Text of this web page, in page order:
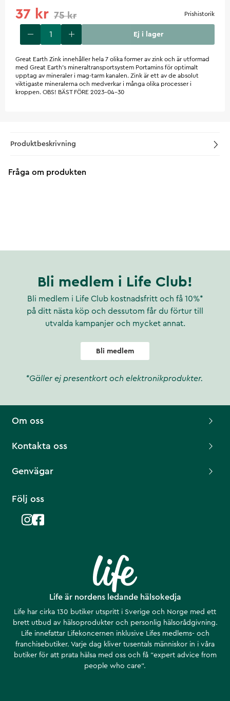
37 kr 75 kr Prishistorik
Ej i lager
Great Earth Zink innehåller hela 7 olika former av zink och är utformad
med Great Earth’s mineraltransportsystem Portamins för optimalt
upptag av mineraler i mag-tarm kanalen. Zink är ett av de absolut
viktigaste mineralerna och medverkar i många olika processer i
kroppen. OBS! BÄST FÖRE 2023-04-30
Produktbeskrivning
Fråga om produkten
Bli medlem i Life Club!
Bli medlem i Life Club kostnadsfritt och få 10%*
på ditt nästa köp och dessutom får du förtur till
utvalda kampanjer och mycket annat.
Bli medlem
*Gäller ej presentkort och elektronikprodukter.
Life är nordens ledande hälsokedja
Life har cirka 130 butiker utspritt i Sverige och Norge med ett
brett utbud av hälsoprodukter och personlig hälsorådgivning.
Life innefattar Lifekoncernen inklusive Lifes medlems- och
franchisebutiker. Varje dag kliver tusentals människor in i våra
butiker för att prata hälsa med oss och få ”expert advice from
people who care”.
Om oss
Kontakta oss
Genvägar
Följ oss